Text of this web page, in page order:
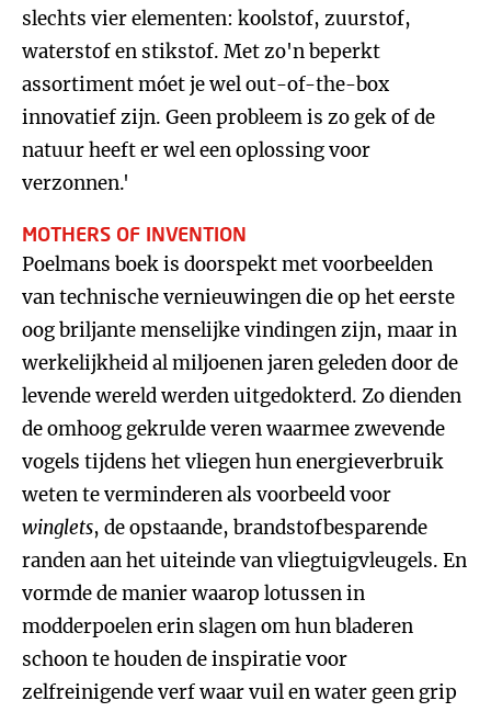
slechts vier elementen: koolstof, zuurstof,
waterstof en stikstof. Met zo'n beperkt
assortiment móet je wel out-of-the-box
innovatief zijn. Geen probleem is zo gek of de
natuur heeft er wel een oplossing voor
verzonnen.'
MOTHERS OF INVENTION
Poelmans boek is doorspekt met voorbeelden
van technische vernieuwingen die op het eerste
oog briljante menselijke vindingen zijn, maar in
werkelijkheid al miljoenen jaren geleden door de
levende wereld werden uitgedokterd. Zo dienden
de omhoog gekrulde veren waarmee zwevende
vogels tijdens het vliegen hun energieverbruik
weten te verminderen als voorbeeld voor
winglets, de opstaande, brandstofbesparende
randen aan het uiteinde van vliegtuigvleugels. En
vormde de manier waarop lotussen in
modderpoelen erin slagen om hun bladeren
schoon te houden de inspiratie voor
zelfreinigende verf waar vuil en water geen grip